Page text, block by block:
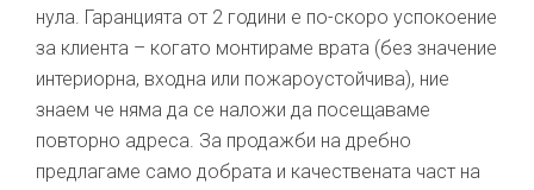
нула. Гаранцията от 2 години е по-скоро успокоение
за клиента – когато монтираме врата (без значение
интериорна, входна или пожароустойчива), ние
знаем че няма да се наложи да посещаваме
повторно адреса. За продажби на дребно
предлагаме само добрата и качествената част на